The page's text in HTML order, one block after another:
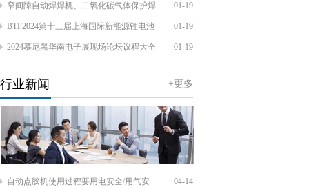
01-19
窄间隙自动焊焊机、二氧化碳气体保护焊
01-19
BTF2024第十三届上海国际新能源锂电池
01-19
2024慕尼黑华南电子展现场论坛议程大全
行业新闻 +更多
04-14
自动点胶机使用过程要用电安全/用气安